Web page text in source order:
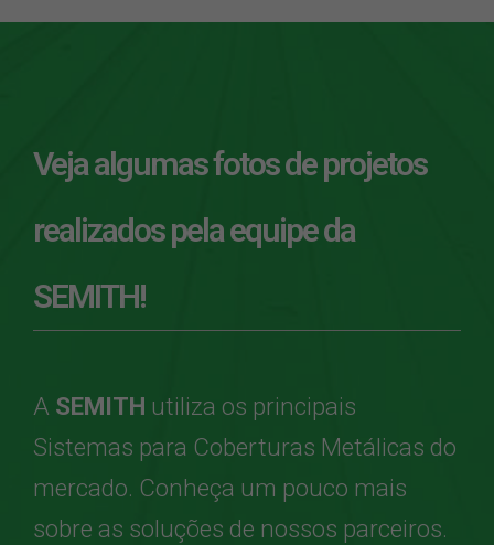
Veja algumas fotos de projetos
realizados pela equipe da
SEMITH!
A SEMITH utiliza os principais
Sistemas para Coberturas Metálicas do
mercado. Conheça um pouco mais
sobre as soluções de nossos parceiros.